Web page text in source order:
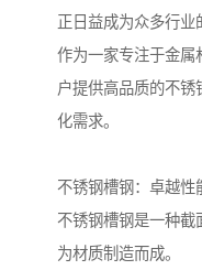
正日益成为众多行业
作为一家专注于金属
户提供高品质的不锈
化需求。
不锈钢槽钢：卓越
不锈钢槽钢是一种截
为材质制造而成。